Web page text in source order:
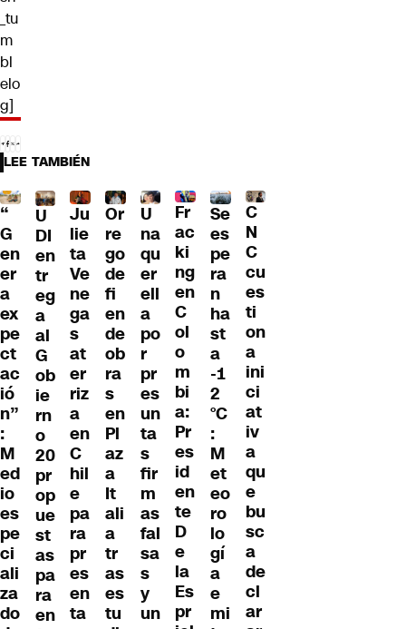
_tu
m
bl
elo
g]
LEE TAMBIÉN
“
G
en
er
a
ex
pe
ct
ac
ió
n”
:
M
ed
io
es
pe
ci
ali
za
do
U
DI
en
tr
eg
a
al
G
ob
ie
rn
o
20
pr
op
ue
st
as
pa
ra
en
Ju
lie
ta
Ve
ne
ga
s
at
er
riz
a
en
C
hil
e
pa
ra
pr
es
en
ta
Or
re
go
de
fi
en
de
ob
ra
s
en
Pl
az
a
It
ali
a
tr
as
es
tu
U
na
qu
er
ell
a
po
r
pr
es
un
ta
s
fir
m
as
fal
sa
s
y
un
Fr
ac
ki
ng
en
C
ol
o
m
bi
a:
Pr
es
id
en
te
D
e
la
Es
pr
Se
es
pe
ra
n
ha
st
a
-1
2
°C
:
M
et
eo
ro
lo
gí
a
e
mi
C
N
C
cu
es
ti
on
a
ini
ci
at
iv
a
qu
e
bu
sc
a
de
cl
ar